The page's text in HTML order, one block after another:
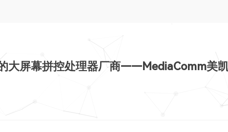
大屏幕拼控处理器厂商——MediaComm美